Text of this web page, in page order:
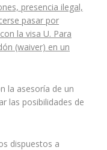
presencia ilegal,
pasar por
la visa U. Para
(waiver) en un
la asesoría de un
las posibilidades de
dispuestos a